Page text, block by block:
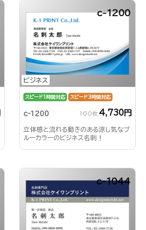
ビジネス
c-1200
スピード1時間対応 スピード3時間対応
c-1200 100枚 4,730円
立体感と流れる動きのある涼し気なブ
ルーカラーのビジネス名刺！
c-1044